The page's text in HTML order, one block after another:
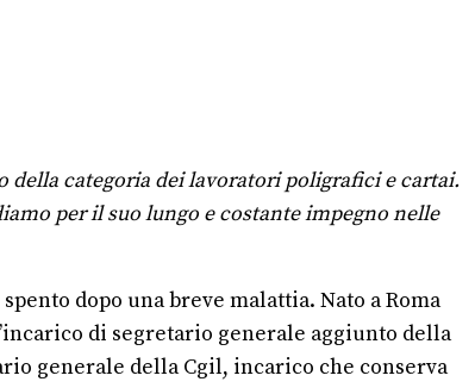
della categoria dei lavoratori poligrafici e cartai.
per il suo lungo e costante impegno nelle
dopo una breve malattia. Nato a Roma
di segretario generale aggiunto della
generale della Cgil, incarico che conserva